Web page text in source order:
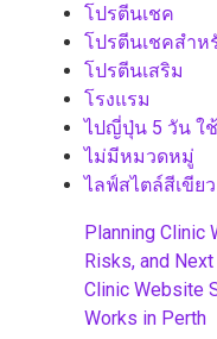
โปรตีนเชค
โปรตีนเชคสำห
โปรตีนเสริม
โรงแรม
ไปญี่ปุ่น 5 วัน ใช้
ไม่มีหมวดหมู่
ไลฟ์สไตล์สีเขียว
Planning Clinic
Risks, and
Clinic Website
Works in Perth